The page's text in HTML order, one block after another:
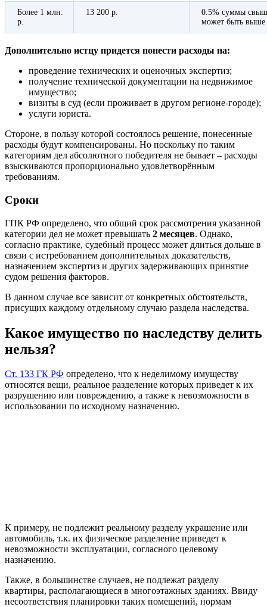
Более 1 млн.
р.
13 200 р.
0.5% суммы
может быть выше
Дополнительно истцу придется понести расходы на:
проведение технических и оценочных экспертиз;
получение технической документации на недвижимое
имущество;
визиты в суд (если проживает в другом регионе-городе);
услуги юриста.
Стороне, в пользу которой состоялось решение, понесенные
расходы будут компенсированы. Но поскольку по таким
категориям дел абсолютного победителя не бывает – расходы
взыскиваются пропорционально удовлетворённым
требованиям.
Сроки
ГПК РФ определено, что общий срок рассмотрения указанной
категории дел не может превышать 2 месяцев. Однако,
согласно практике, судебный процесс может длиться дольше в
связи с истребованием дополнительных доказательств,
назначением экспертиз и других задерживающих принятие
судом решения факторов.
В данном случае все зависит от конкретных обстоятельств,
присущих каждому отдельному случаю раздела наследства.
Какое имущество по наследству делить
нельзя?
Ст. 133 ГК РФ определено, что к неделимому имуществу
относятся вещи, реальное разделение которых приведет к их
разрушению или повреждению, а также к невозможности в
использовании по исходному назначению.
К примеру, не подлежит реальному разделу украшение или
автомобиль, т.к. их физическое разделение приведет к
невозможности эксплуатации, согласного целевому
назначению.
Также, в большинстве случаев, не подлежат разделу
квартиры, располагающиеся в многоэтажных зданиях. Ввиду
несоответствия планировки таких помещений, нормам